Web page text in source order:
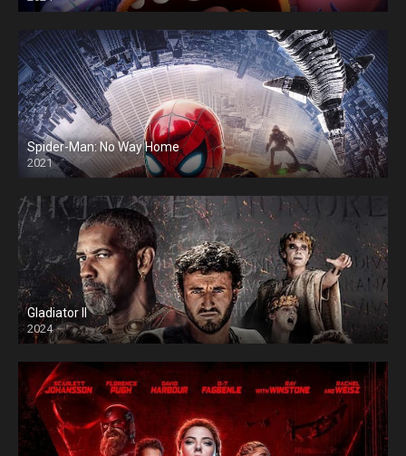
Spider-Man: No Way Home
2021
Gladiator II
2024